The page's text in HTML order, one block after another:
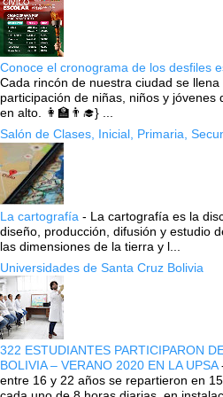
Conoce el cronograma de los desfiles
Cada rincón de nuestra ciudad se
participación de niñas, niños y jóvenes
en alto. 👩‍🏫👨‍🎓} ...
Salón de Clases, Inicial, Primaria,
La cartografía - La cartografía es la
diseño, producción, difusión y estudio
las dimensiones de la tierra y l...
Universidades de Santa Cruz Bolivia
322 ESTUDIANTES PARTICIPARON
BOLIVIA – VERANO 2020 EN LA UPSA
entre 16 y 22 años se repartieron en